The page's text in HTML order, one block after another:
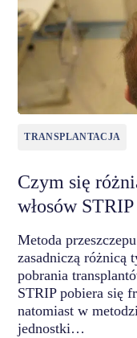
TRANSPLANTACJA
Czym się
włosów
Metoda
zasadniczą różnicą
pobrania
STRIP pobiera się
natomiast w
jednostki…